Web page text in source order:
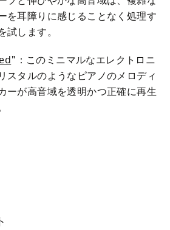
を耳障りに感じることなく処理す
します。
"：このミニマルなエレクトロニ
スタルのようなピアノのメロディ
ーが高音域を透明かつ正確に再生